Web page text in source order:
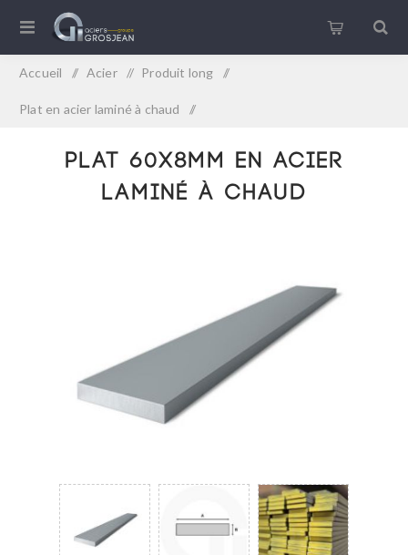
Accueil / Acier / Produit long /
Plat en acier laminé à chaud /
Plat 60x8mm en acier
laminé à chaud